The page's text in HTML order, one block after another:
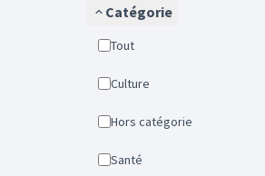
Catégorie
Tout
Culture
Hors catégorie
Santé